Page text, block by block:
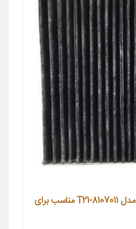
فیلتر کربن فعال کابین خودرو مدل T21-8107011 مناسب برای